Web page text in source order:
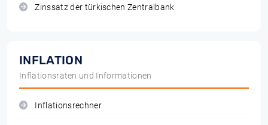
Zinssatz der türkischen Zentralbank
INFLATION
Inflationsraten und Informationen
Inflationsrechner